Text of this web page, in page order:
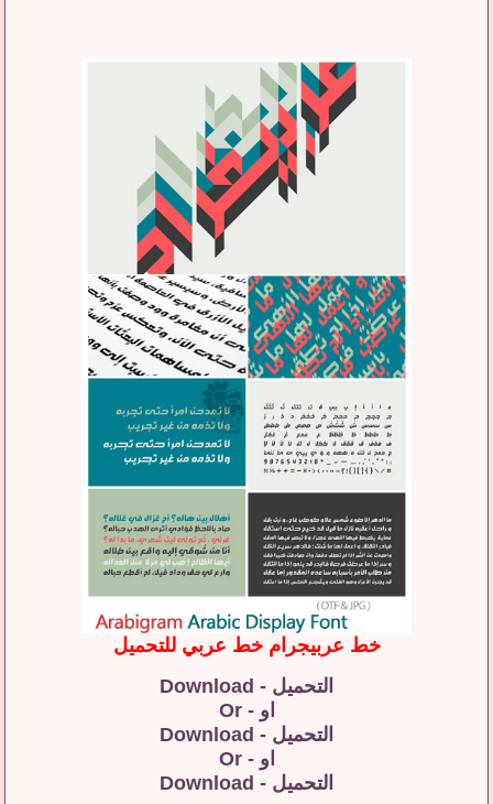
خط عربيجرام خط عربي للتحميل
التحميل - Download
او - Or
التحميل - Download
او - Or
التحميل - Download